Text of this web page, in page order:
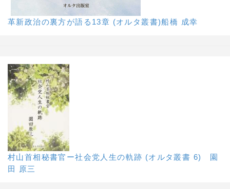
革新政治の裏方が語る13章 (オルタ叢書)船橋 成幸
村山首相秘書官ー社会党人生の軌跡 (オルタ叢書 6) 園
田 原三